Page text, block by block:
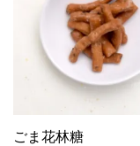
ごま花林糖